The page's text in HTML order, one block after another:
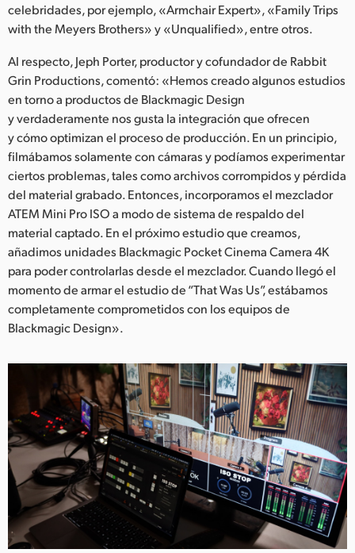
Portugal
South Africa
España
Sweden
Chinese Taipei
Turkey
UAE
Ukraine
United Kingdom
celebridades, por ejemplo, «Armchair Expert», «Family Trips
with the Meyers Brothers» y «Unqualified», entre otros.
Al respecto, Jeph Porter, productor y cofundador de Rabbit
Grin Productions, comentó: «Hemos creado algunos estudios
en torno a productos de Blackmagic Design
y verdaderamente nos gusta la integración que ofrecen
y cómo optimizan el proceso de producción. En un principio,
filmábamos solamente con cámaras y podíamos experimentar
ciertos problemas, tales como archivos corrompidos y pérdida
del material grabado. Entonces, incorporamos el mezclador
ATEM Mini Pro ISO a modo de sistema de respaldo del
material captado. En el próximo estudio que creamos,
añadimos unidades Blackmagic Pocket Cinema Camera 4K
para poder controlarlas desde el mezclador. Cuando llegó el
momento de armar el estudio de “That Was Us”, estábamos
completamente comprometidos con los equipos de
Blackmagic Design».